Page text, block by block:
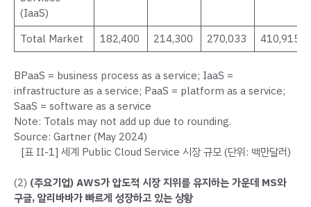
(IaaS)
Total Market 182,400 214,300 270,033 410,915
BPaaS = business process as a service; IaaS =
infrastructure as a service; PaaS = platform as a service;
SaaS = software as a service
Note: Totals may not add up due to rounding.
Source: Gartner (May 2024)
[표 Ⅱ-1] 세계 Public Cloud Service 시장 규모 (단위: 백만달러)
(2) (주요기업) AWS가 압도적 시장 지위를 유지하는 가운데 MS와
구글, 알리바바가 빠르게 성장하고 있는 상황